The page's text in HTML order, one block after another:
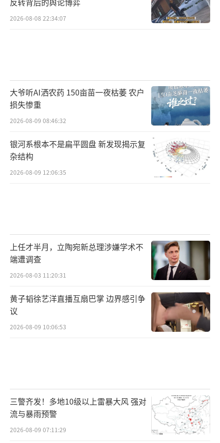
2026-08-08 22:34:07
大爷听AI洒农药 150亩苗一夜枯萎 农户
损失惨重
2026-08-09 08:46:32
银河系根本不是扁平圆盘 新发现揭示复
杂结构
2026-08-09 12:06:35
上任才半月，立陶宛新总理涉嫌学术不
端遭调查
2026-08-03 11:20:31
黄子韬徐艺洋直播互扇巴掌 边界感引争
议
2026-08-09 10:06:53
三警齐发！多地10级以上雷暴大风 强对
流与暴雨预警
2026-08-09 07:11:29